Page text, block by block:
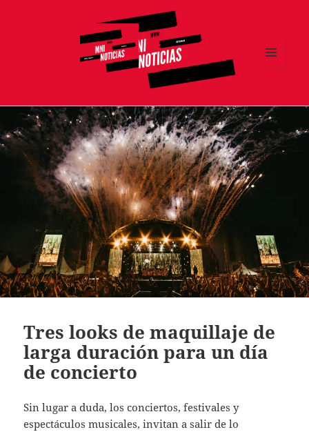
Tres looks de maquillaje de
larga duración para un día
de concierto
Sin lugar a duda, los conciertos, festivales y
espectáculos musicales, invitan a salir de lo